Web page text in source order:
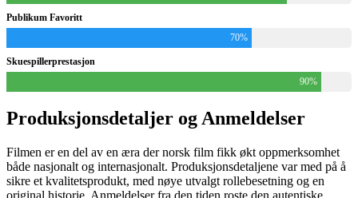
Publikum Favoritt
70%
Skuespillerprestasjon
90%
Produksjonsdetaljer og Anmeldelser
Filmen er en del av en æra der norsk film fikk økt oppmerksomhet
både nasjonalt og internasjonalt. Produksjonsdetaljene var med på å
sikre et kvalitetsprodukt, med nøye utvalgt rollebesetning og en
original historie. Anmeldelser fra den tiden roste den autentiske